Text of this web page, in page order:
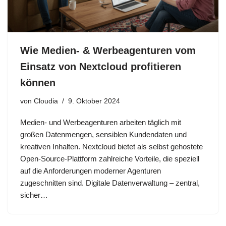
Wie Medien- & Werbeagenturen vom
Einsatz von Nextcloud profitieren
können
von Cloudia 9. Oktober 2024
Medien- und Werbeagenturen arbeiten täglich mit
großen Datenmengen, sensiblen Kundendaten und
kreativen Inhalten. Nextcloud bietet als selbst gehostete
Open-Source-Plattform zahlreiche Vorteile, die speziell
auf die Anforderungen moderner Agenturen
zugeschnitten sind. Digitale Datenverwaltung – zentral,
sicher…